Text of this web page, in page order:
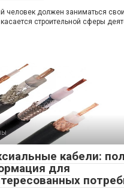
человек должен заниматься
строительной сферы
кабели:
для